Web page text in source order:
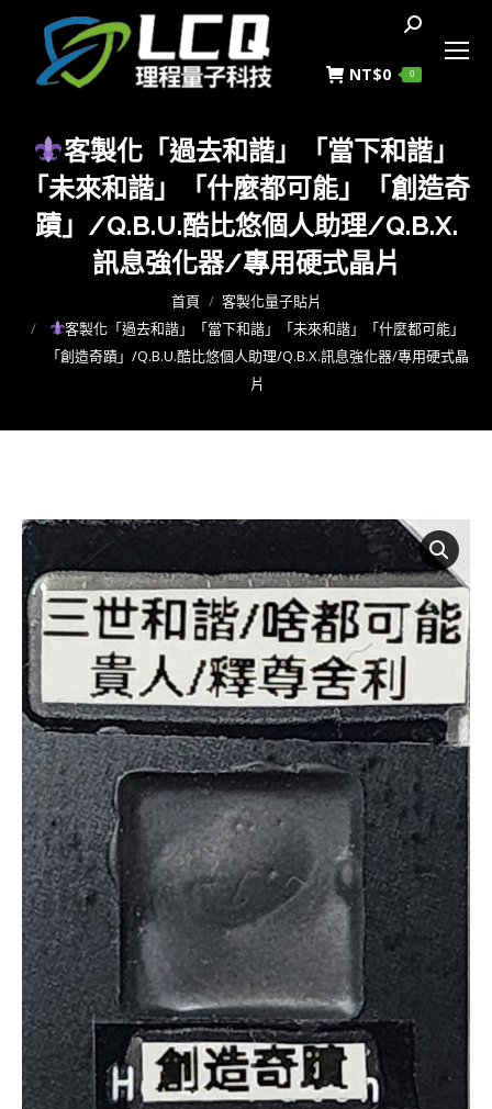
搜
NT$0 0
客製化「過去和諧」「當下和諧」
「未來和諧」「什麼都可能」「創造奇
蹟」/Q.B.U.酷比悠個人助理/Q.B.X.
訊息強化器/專用硬式晶片
首頁
客製化量子貼片
客製化「過去和諧」「當下和諧」「未來和諧」「什麼都可能」
「創造奇蹟」/Q.B.U.酷比悠個人助理/Q.B.X.訊息強化器/專用硬式晶
片